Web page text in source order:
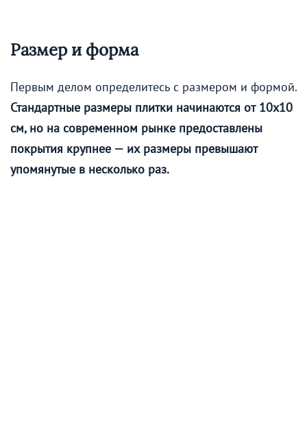
Размер и форма
Первым делом определитесь с размером и формой.
Стандартные размеры плитки начинаются от 10х10
см, но на современном рынке предоставлены
покрытия крупнее — их размеры превышают
упомянутые в несколько раз.